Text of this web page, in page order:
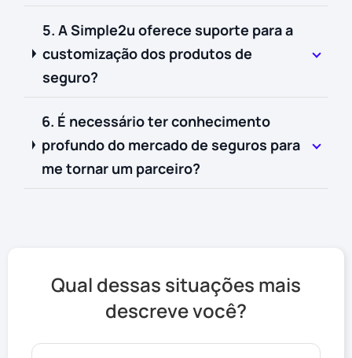
5. A Simple2u oferece suporte para a
customização dos produtos de
seguro?
6. É necessário ter conhecimento
profundo do mercado de seguros para
me tornar um parceiro?
Qual dessas situações mais
descreve você?